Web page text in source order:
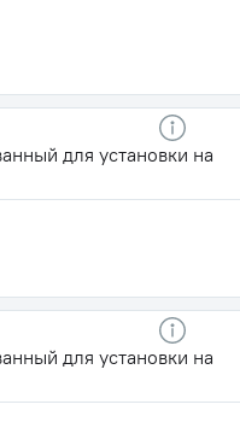
для установки на
для установки на